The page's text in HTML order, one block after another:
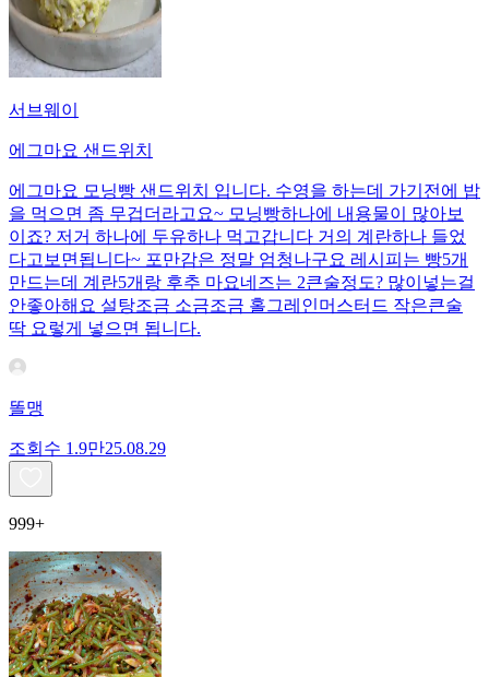
서브웨이
에그마요 샌드위치
에그마요 모닝빵 샌드위치 입니다. 수영을 하는데 가기전에 밥
을 먹으면 좀 무겁더라고요~ 모닝빵하나에 내용물이 많아보
이죠? 저거 하나에 두유하나 먹고갑니다 거의 계란하나 들었
다고보면됩니다~ 포만감은 정말 엄청나구요 레시피는 빵5개
만드는데 계란5개랑 후추 마요네즈는 2큰술정도? 많이넣는걸
안좋아해요 설탕조금 소금조금 홀그레인머스터드 작은큰술
딱 요렇게 넣으면 됩니다.
똘맹
조회수 1.9만25.08.29
999+